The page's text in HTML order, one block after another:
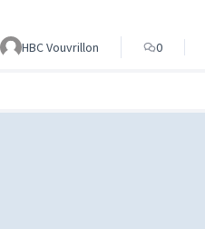
HBC Vouvrillon 0